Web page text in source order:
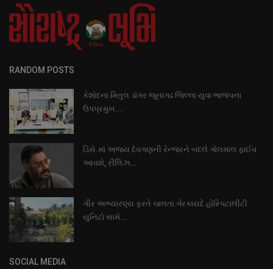
RANDOM POSTS
કેશોદના મિતુલ ડાંગર જૂનાગઢ જિલ્લા યુવા ભાજપના
ઉપપ્રમુખ...
ડિસે.માં અજય દેવગણની રેન્જરને બદલે ગોલમાલ ફાઈવ
આવશે, રીલિઝ...
ગીર અભ્યારણ્ય ફરતે ચાલતા ગેરકાયદે હોસ્પિટાલીટી
યુનિટો સામે...
SOCIAL MEDIA